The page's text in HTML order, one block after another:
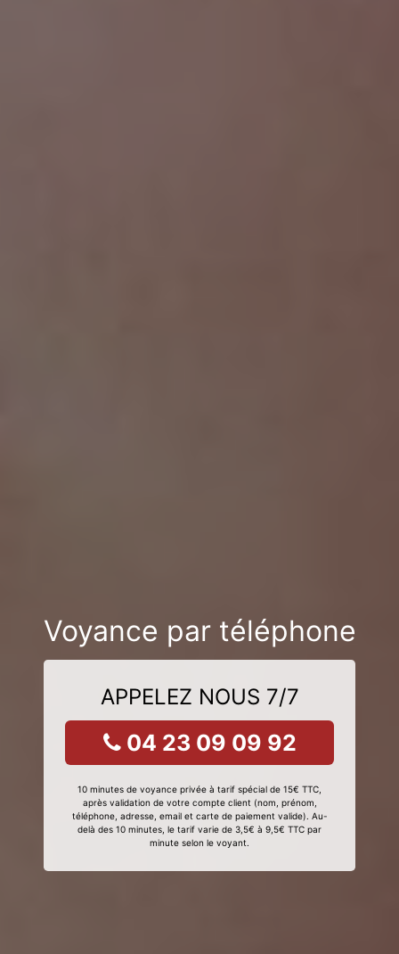
Voyance par téléphone
APPELEZ NOUS 7/7
04 23 09 09 92
10 minutes de voyance privée à tarif spécial de 15€ TTC,
après validation de votre compte client (nom, prénom,
téléphone, adresse, email et carte de paiement valide). Au-
delà des 10 minutes, le tarif varie de 3,5€ à 9,5€ TTC par
minute selon le voyant.